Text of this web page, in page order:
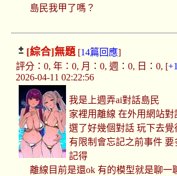
島民我甲了嗎？
[綜合]無題[14篇回應]
評分：0, 年：0, 月：0, 週：0, 日：0, [+1
2026-04-11 02:22:56
我是上週弄ai對話島民
家裡用離線 在外用網站對
選了好幾個對話 玩下去覺
有限制會忘記之前事件
記得
離線目前是還ok 有的模型就是聊一